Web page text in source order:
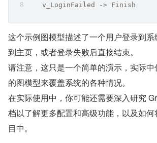
   v_LoginFailed -> Finish
这个示例图模型描述了一个用户登录到
到主页，或者登录失败后直接结束。
请注意，这只是一个简单的演示，实际
的图模型来覆盖系统的各种情况。
在实际使用中，你可能还需要深入研究
档以了解更多配置和高级功能，以及如
目中。